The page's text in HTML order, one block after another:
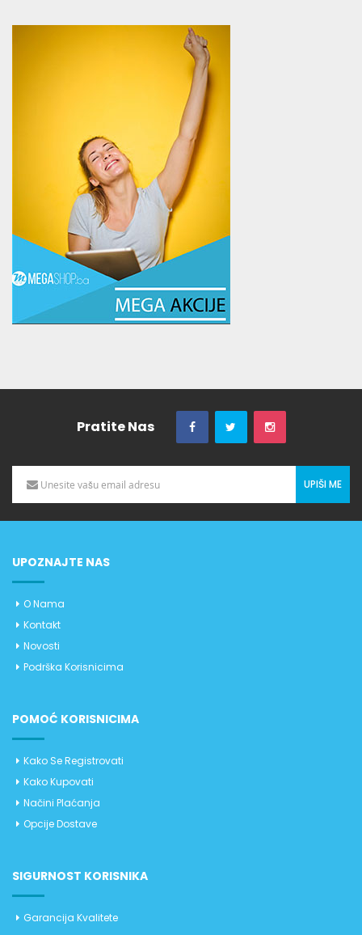
Pratite Nas
UPIŠI ME
UPOZNAJTE NAS
O Nama
Kontakt
Novosti
Podrška Korisnicima
POMOĆ KORISNICIMA
Kako Se Registrovati
Kako Kupovati
Načini Plaćanja
Opcije Dostave
SIGURNOST KORISNIKA
Garancija Kvalitete